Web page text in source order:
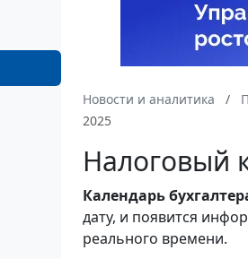
Новости и аналитика
2025
Налоговый
Календарь
дату, и появится
реального времени.